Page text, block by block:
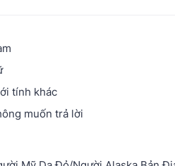
tính khác
muốn trả lời